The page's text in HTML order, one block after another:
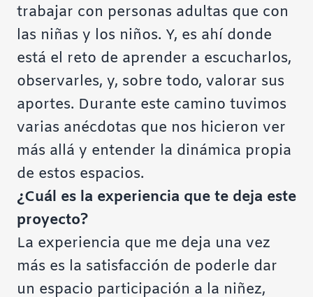
trabajar con personas adultas que con
las niñas y los niños. Y, es ahí donde
está el reto de aprender a escucharlos,
observarles, y, sobre todo, valorar sus
aportes. Durante este camino tuvimos
varias anécdotas que nos hicieron ver
más allá y entender la dinámica propia
de estos espacios.
¿Cuál es la experiencia que te deja este
proyecto?
La experiencia que me deja una vez
más es la satisfacción de poderle dar
un espacio participación a la niñez,